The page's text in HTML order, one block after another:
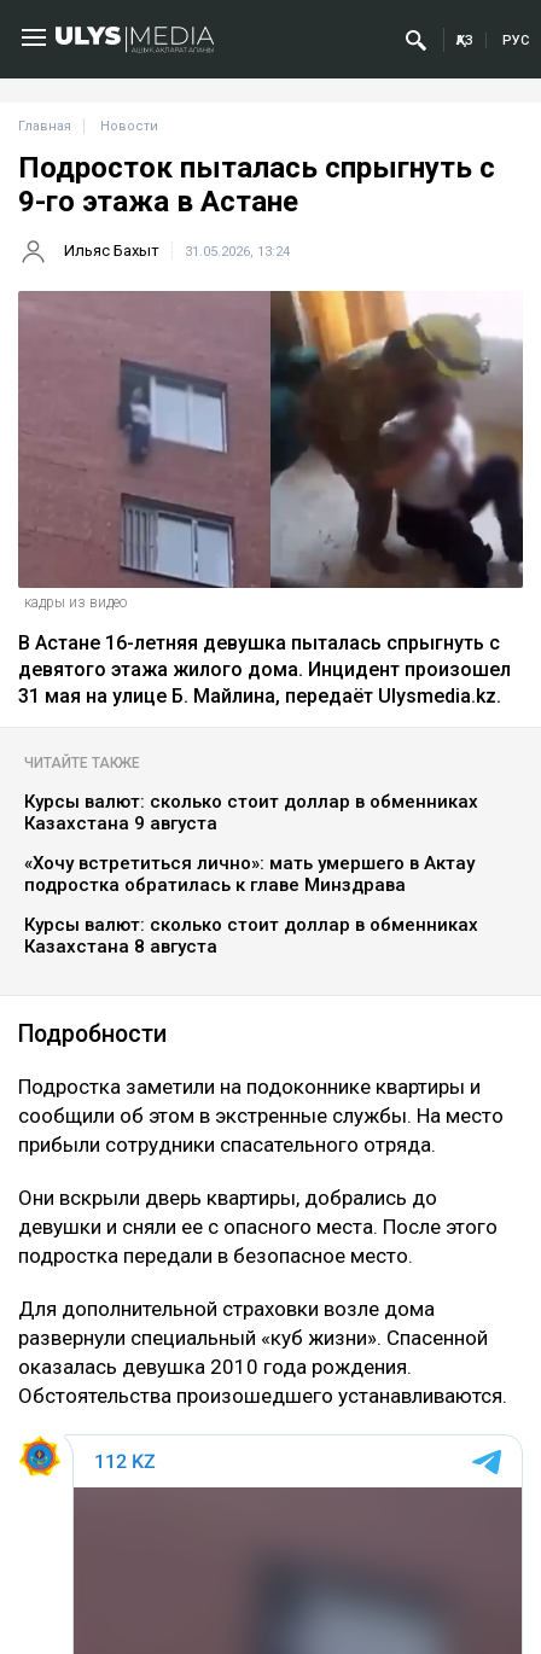
ҚАЗ РУС
Главная Новости
Подросток пыталась спрыгнуть с
9-го этажа в Астане
Ильяс Бахыт 31.05.2026, 13:24
кадры из видео
В Астане 16-летняя девушка пыталась спрыгнуть с
девятого этажа жилого дома. Инцидент произошел
31 мая на улице Б. Майлина, передаёт Ulysmedia.kz.
ЧИТАЙТЕ ТАКЖЕ
Курсы валют: сколько стоит доллар в обменниках
Казахстана 9 августа
«Хочу встретиться лично»: мать умершего в Актау
подростка обратилась к главе Минздрава
Курсы валют: сколько стоит доллар в обменниках
Казахстана 8 августа
Подробности
Подростка заметили на подоконнике квартиры и
сообщили об этом в экстренные службы. На место
прибыли сотрудники спасательного отряда.
Они вскрыли дверь квартиры, добрались до
девушки и сняли ее с опасного места. После этого
подростка передали в безопасное место.
Для дополнительной страховки возле дома
развернули специальный «куб жизни». Спасенной
оказалась девушка 2010 года рождения.
Обстоятельства произошедшего устанавливаются.